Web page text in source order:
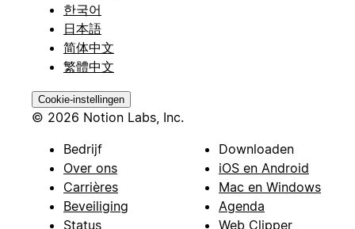
한국어
日本語
简体中文
繁體中文
Cookie-instellingen
© 2026 Notion Labs, Inc.
Bedrijf
Over ons
Carrières
Beveiliging
Status
Downloaden
iOS en Android
Mac en Windows
Agenda
Web Clipper